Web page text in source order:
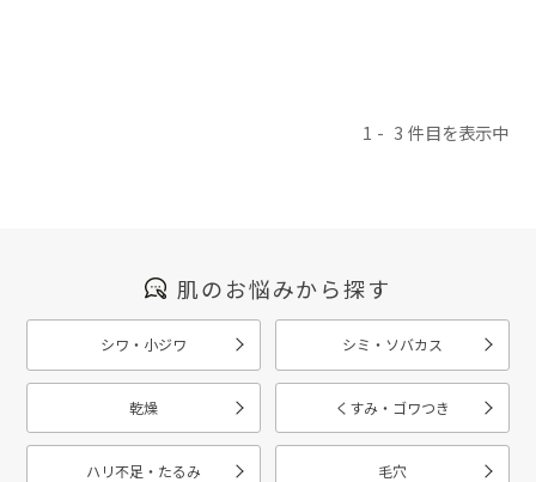
1 3
肌のお悩みから探す
シワ・小ジワ シミ・ソバカス
乾燥 くすみ・ゴワつき
ハリ不足・たるみ 毛穴